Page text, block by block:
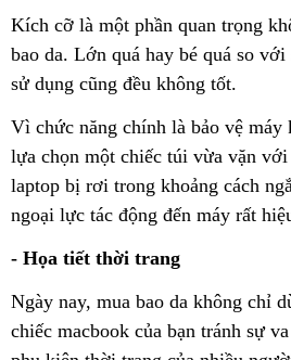
Kích cỡ là một phần quan trọng
bao da. Lớn quá hay bé quá so với
sử dụng cũng đều không tốt.
Vì chức năng chính là bảo vệ máy
lựa chọn một chiếc túi vừa vặn
laptop bị rơi trong khoảng cách
ngoại lực tác động đến máy rất
- Họa tiết thời trang
Ngày nay, mua bao da không chỉ
chiếc macbook của bạn tránh sự